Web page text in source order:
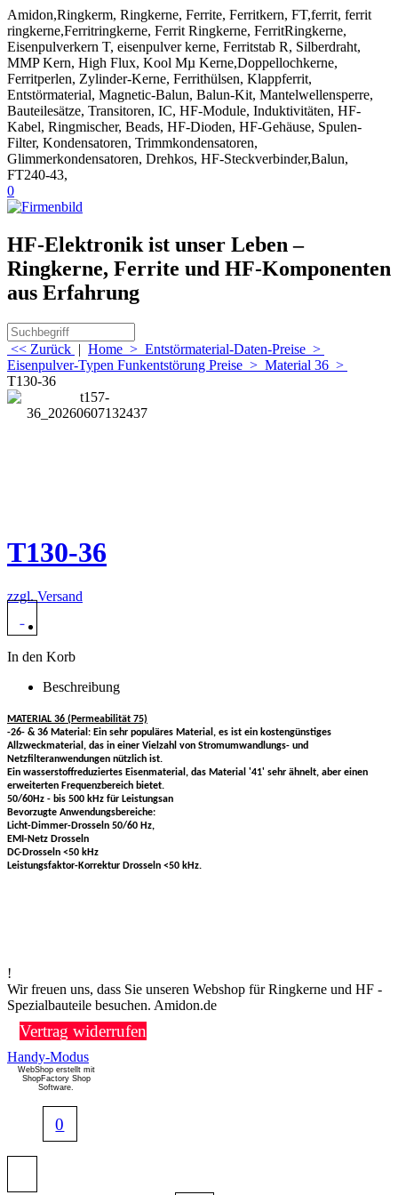
Amidon,Ringkerm, Ringkerne, Ferrite, Ferritkern, FT,ferrit, ferrit
ringkerne,Ferritringkerne, Ferrit Ringkerne, FerritRingkerne,
Eisenpulverkern T, eisenpulver kerne, Ferritstab R, Silberdraht,
MMP Kern, High Flux, Kool Mµ Kerne,Doppellochkerne,
Ferritperlen, Zylinder-Kerne, Ferrithülsen, Klappferrit,
Entstörmaterial, Magnetic-Balun, Balun-Kit, Mantelwellensperre,
Bauteilesätze, Transitoren, IC, HF-Module, Induktivitäten, HF-
Kabel, Ringmischer, Beads, HF-Dioden, HF-Gehäuse, Spulen-
Filter, Kondensatoren, Trimmkondensatoren,
Glimmerkondensatoren, Drehkos, HF-Steckverbinder,Balun,
FT240-43,
0
HF-Elektronik ist unser Leben –
Ringkerne, Ferrite und HF-Komponenten
aus Erfahrung
<< Zurück | Home > Entstörmaterial-Daten-Preise >
Eisenpulver-Typen Funkentstörung Preise > Material 36 >
T130-36
T130-36
zzgl. Versand
In den Korb
Beschreibung
MATERIAL 36 (Permeabilität 75)
-26- & 36 Material: Ein sehr populäres Material, es ist ein kostengünstiges
Allzweckmaterial, das in einer Vielzahl von Stromumwandlungs- und
Netzfilteranwendungen nützlich ist.
Ein wasserstoffreduziertes Eisenmaterial, das Material '41' sehr ähnelt, aber einen
erweiterten Frequenzbereich bietet.
50/60Hz - bis 500 kHz für Leistungsan
Bevorzugte Anwendungsbereiche:
Licht-Dimmer-Drosseln 50/60 Hz,
EMI-Netz Drosseln
DC-Drosseln <50 kHz
Leistungsfaktor-Korrektur Drosseln <50 kHz.
!
Wir freuen uns, dass Sie unseren Webshop für Ringkerne und HF -
Spezialbauteile besuchen. Amidon.de
Vertrag widerrufen
Handy-Modus
WebShop erstellt mit
ShopFactory Shop
Software.
0